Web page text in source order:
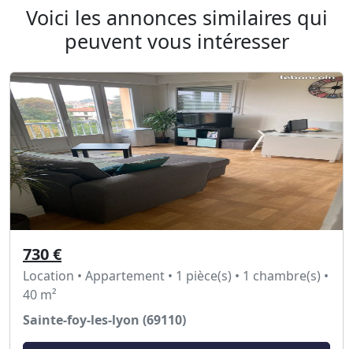
Voici les annonces similaires qui
peuvent vous intéresser
730 €
Location • Appartement • 1 pièce(s) • 1 chambre(s) •
40 m²
Sainte-foy-les-lyon (69110)